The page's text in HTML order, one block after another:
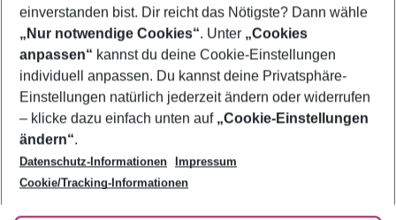
Footer
Footer navigation
Über uns
AGB
Bestpreisgarantie
Cookie-Einstellungen ändern
Cookie-Richtlinie
Agenturbetreuung
Barrierefreies Reisen
Folge uns
einverstanden bist. Dir reicht das Nötigste? Dann wähle
„Nur notwendige Cookies“. Unter „Cookies
anpassen“ kannst du deine Cookie-Einstellungen
individuell anpassen. Du kannst deine Privatsphäre-
Einstellungen natürlich jederzeit ändern oder widerrufen
– klicke dazu einfach unten auf „Cookie-Einstellungen
ändern“.
Datenschutz-Informationen
Impressum
Cookie/Tracking-Informationen